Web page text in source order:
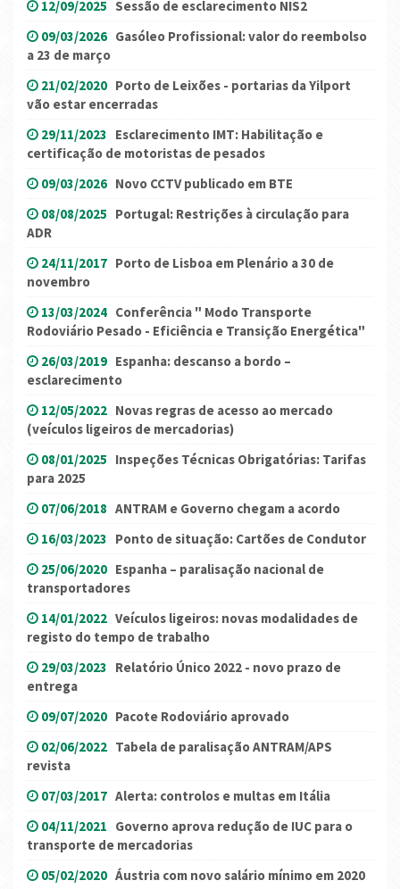
12/09/2025 Sessão de esclarecimento NIS2
09/03/2026 Gasóleo Profissional: valor do reembolso
a 23 de março
21/02/2020 Porto de Leixões - portarias da Yilport
vão estar encerradas
29/11/2023 Esclarecimento IMT: Habilitação e
certificação de motoristas de pesados
09/03/2026 Novo CCTV publicado em BTE
08/08/2025 Portugal: Restrições à circulação para
ADR
24/11/2017 Porto de Lisboa em Plenário a 30 de
novembro
13/03/2024 Conferência " Modo Transporte
Rodoviário Pesado - Eficiência e Transição Energética"
26/03/2019 Espanha: descanso a bordo –
esclarecimento
12/05/2022 Novas regras de acesso ao mercado
(veículos ligeiros de mercadorias)
08/01/2025 Inspeções Técnicas Obrigatórias: Tarifas
para 2025
07/06/2018 ANTRAM e Governo chegam a acordo
16/03/2023 Ponto de situação: Cartões de Condutor
25/06/2020 Espanha – paralisação nacional de
transportadores
14/01/2022 Veículos ligeiros: novas modalidades de
registo do tempo de trabalho
29/03/2023 Relatório Único 2022 - novo prazo de
entrega
09/07/2020 Pacote Rodoviário aprovado
02/06/2022 Tabela de paralisação ANTRAM/APS
revista
07/03/2017 Alerta: controlos e multas em Itália
04/11/2021 Governo aprova redução de IUC para o
transporte de mercadorias
05/02/2020 Áustria com novo salário mínimo em 2020